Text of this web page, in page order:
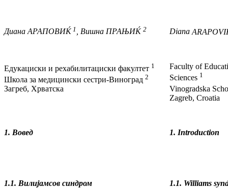
ДианаАРАПОВИЌ1 , Вишна ПРАЊИЌ 2
Едукациски и рехабилитациски факултет 1
Школа за медицински сестри-Виноград 2
Загреб, Хрватска
Diana
Faculty of
Sciences 1
Vinogradska
Zagreb, Croatia
1. Вовед 1. Introduction
1.1. Вилијамсов синдром 1.1. Williams